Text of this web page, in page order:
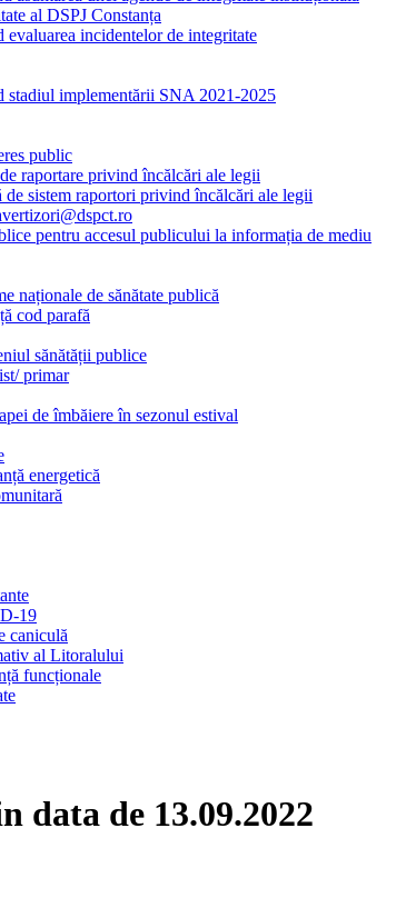
al DSPJ Constanța
evaluarea incidentelor de integritate
stadiul implementării SNA 2021-2025
public
raportare privind încălcări ale legii
de sistem raportori privind încălcări ale legii
pentru accesul publicului la informația de mediu
naționale de sănătate publică
cod parafă
sănătății publice
primar
de îmbăiere în sezonul estival
energetică
19
caniculă
al Litoralului
funcționale
data de 13.09.2022